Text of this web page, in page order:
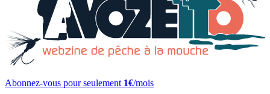
Abonnez-vous pour seulement 1€/mois